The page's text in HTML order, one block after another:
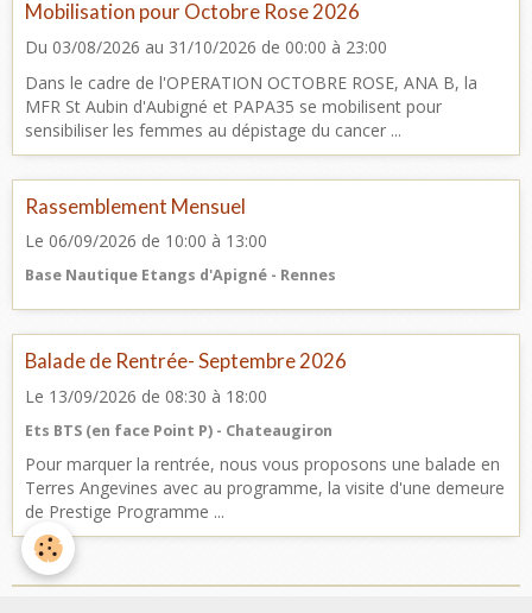
Mobilisation pour Octobre Rose 2026
Du 03/08/2026 au 31/10/2026 de 00:00 à 23:00
Dans le cadre de l'OPERATION OCTOBRE ROSE, ANA B, la
MFR St Aubin d'Aubigné et PAPA35 se mobilisent pour
sensibiliser les femmes au dépistage du cancer ...
Rassemblement Mensuel
Le 06/09/2026 de 10:00 à 13:00
Base Nautique Etangs d'Apigné - Rennes
Balade de Rentrée- Septembre 2026
Le 13/09/2026 de 08:30 à 18:00
Ets BTS (en face Point P) - Chateaugiron
Pour marquer la rentrée, nous vous proposons une balade en
Terres Angevines avec au programme, la visite d'une demeure
de Prestige Programme ...